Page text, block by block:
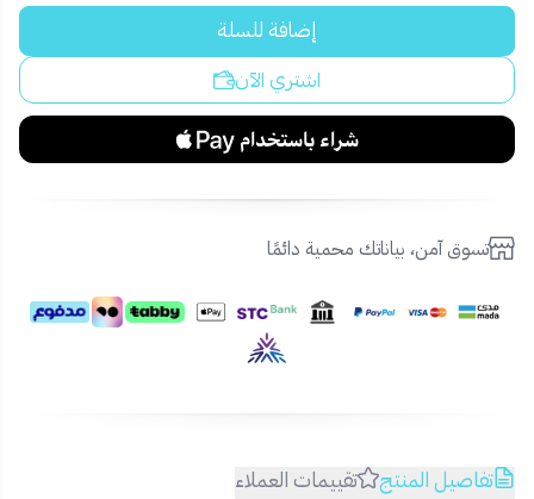
إضافة للسلة
اشتري الآن
تسوق آمن، بياناتك محمية دائمًا
تفاصيل المنتج تقييمات العملاء